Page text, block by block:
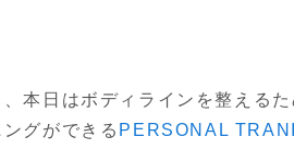
本日はボディラインを整える
グができる PERSONAL